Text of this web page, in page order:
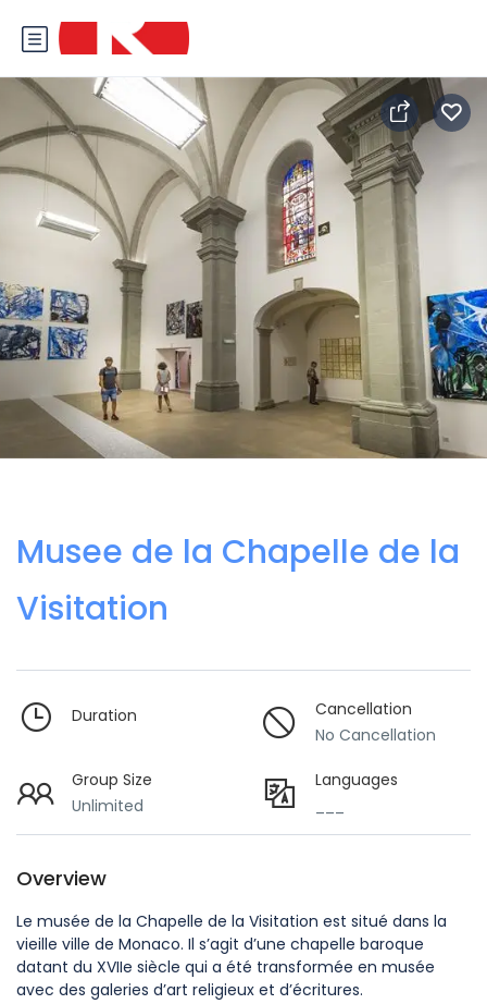
Musee de la Chapelle de la
Visitation
Duration
Cancellation
No Cancellation
Group Size
Unlimited
Languages
Overview
Le musée de la Chapelle de la Visitation est situé dans la
vieille ville de Monaco. Il s’agit d’une chapelle baroque
datant du XVIIe siècle qui a été transformée en musée
avec des galeries d’art religieux et d’écritures.